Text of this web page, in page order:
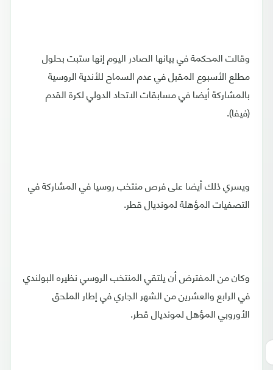
وقالت المحكمة في بيانها الصادر اليوم إنها ستبت بحلول
مطلع الأسبوع المقبل في عدم السماح للأندية الروسية
بالمشاركة أيضا في مسابقات الاتحاد الدولي لكرة القدم
(فيفا).
ويسري ذلك أيضا على فرص منتخب روسيا في المشاركة في
التصفيات المؤهلة لمونديال قطر.
وكان من المفترض أن يلتقي المنتخب الروسي نظيره البولندي
في الرابع والعشرين من الشهر الجاري في إطار الملحق
الأوروبي المؤهل لمونديال قطر.